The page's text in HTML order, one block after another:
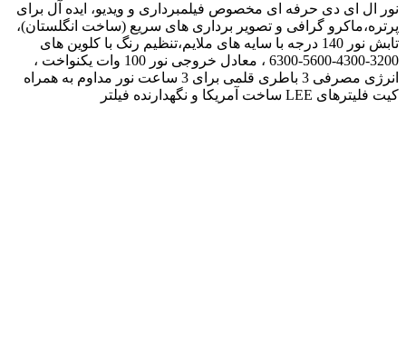
نور ال ای دی حرفه ای مخصوص فیلمبرداری و ویدیو، ایده آل برای
پرتره،ماکرو گرافی و تصویر برداری های سریع (ساخت انگلستان)،
تابش نور 140 درجه با سایه های ملایم،تنظیم رنگ با کلوین های
3200-4300-5600-6300 ، معادل خروجی نور 100 وات یکنواخت ،
انرژی مصرفی 3 باطری قلمی برای 3 ساعت نور مداوم به همراه
کیت فلیترهای LEE ساخت آمریکا و نگهدارنده فیلتر